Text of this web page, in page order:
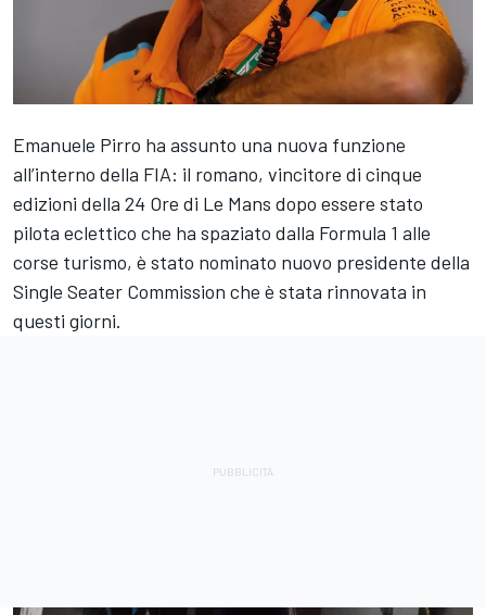
Emanuele Pirro ha assunto una nuova funzione
all’interno della FIA: il romano, vincitore di cinque
edizioni della 24 Ore di Le Mans dopo essere stato
pilota eclettico che ha spaziato dalla Formula 1 alle
corse turismo, è stato nominato nuovo presidente della
Single Seater Commission che è stata rinnovata in
questi giorni.